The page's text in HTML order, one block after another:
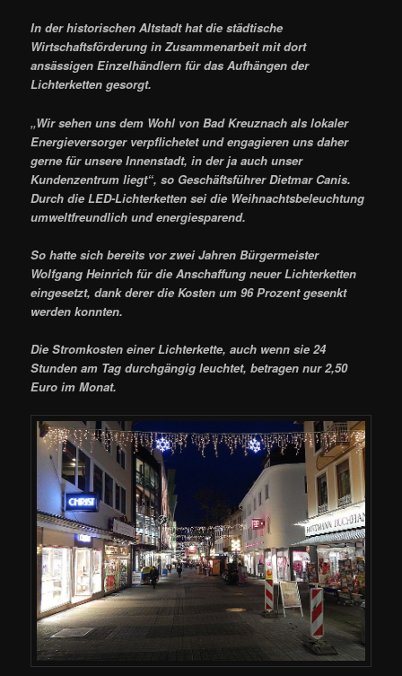
In der historischen Altstadt hat die städtische
Wirtschaftsförderung in Zusammenarbeit mit dort
ansässigen Einzelhändlern für das Aufhängen der
Lichterketten gesorgt.
„Wir sehen uns dem Wohl von Bad Kreuznach als lokaler
Energieversorger verpflichetet und engagieren uns daher
gerne für unsere Innenstadt, in der ja auch unser
Kundenzentrum liegt“, so Geschäftsführer Dietmar Canis.
Durch die LED-Lichterketten sei die Weihnachtsbeleuchtung
umweltfreundlich und energiesparend.
So hatte sich bereits vor zwei Jahren Bürgermeister
Wolfgang Heinrich für die Anschaffung neuer Lichterketten
eingesetzt, dank derer die Kosten um 96 Prozent gesenkt
werden konnten.
Die Stromkosten einer Lichterkette, auch wenn sie 24
Stunden am Tag durchgängig leuchtet, betragen nur 2,50
Euro im Monat.